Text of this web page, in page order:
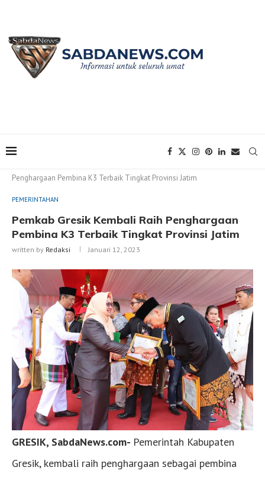
Penghargaan Pembina K3 Terbaik Tingkat Provinsi Jatim
PEMERINTAHAN
Pemkab Gresik Kembali Raih Penghargaan
Pembina K3 Terbaik Tingkat Provinsi Jatim
written by Redaksi Januari 12, 2023
GRESIK, SabdaNews.com- Pemerintah Kabupaten
Gresik, kembali raih penghargaan sebagai pembina